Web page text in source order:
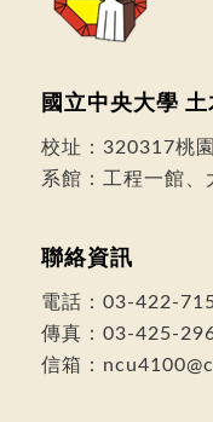
國立中央大學
校址： 320317桃
系館：工程一館、
聯絡資訊
電話： 03-422-
傳真：03-425-
信箱：